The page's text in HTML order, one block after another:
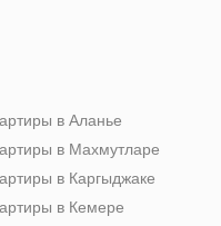
в Аланье
в Махмутларе
в Каргыджаке
в Кемере